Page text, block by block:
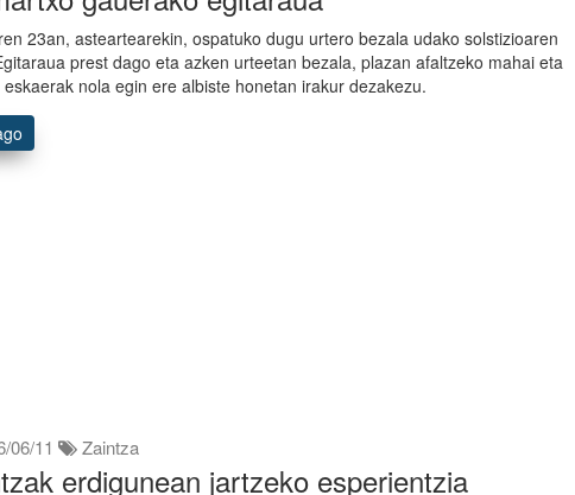
23an, asteartearekin, ospatuko dugu urtero bezala udako solstizioaren
prest dago eta azken urteetan bezala, plazan afaltzeko mahai eta
eskaerak nola egin ere albiste honetan irakur dezakezu.
06/11 Zaintza
erdigunean jartzeko esperientzia